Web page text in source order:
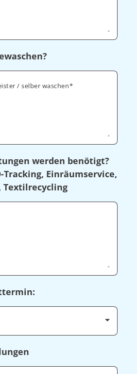
/ selber waschen
werden benötigt?
Tracking, Einräumservice,
Textilrecycling